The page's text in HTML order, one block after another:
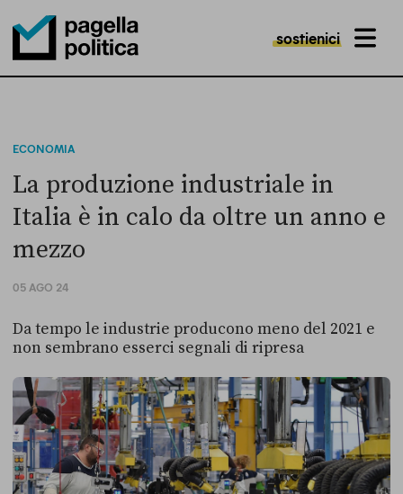
Pagella Politica Logo
sostienici MENU
ECONOMIA
La produzione industriale in
Italia è in calo da oltre un anno e
mezzo
05 AGO 24
Da tempo le industrie producono meno del 2021 e
non sembrano esserci segnali di ripresa